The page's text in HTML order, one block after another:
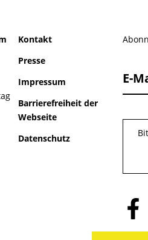
Kontakt
Presse
Impressum
Barrierefreiheit der
Webseite
Datenschutz
E-
Folge
uns
auf